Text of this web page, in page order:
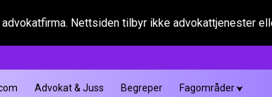
Nettsiden tilbyr ikke advokattjenester
Advokat & Juss Begreper Fagområder